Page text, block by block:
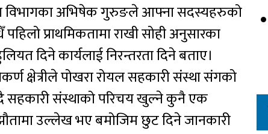
विभागका अभिषेक गुरुङले आफ्ना सदस्यहरुको
प्राथमिकतामा राखी सोही अनुसारका
दिने कार्यलाई निरन्तरता दिने बताए।
क्षेत्रीले पोखरा रोयल सहकारी संस्था संगको
सहकारी संस्थाको परिचय खुल्ने कुनै एक
उल्लेख भए बमोजिम छुट दिने जानकारी